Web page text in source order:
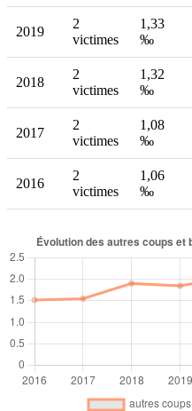
2019
2
victimes
1,33
‰
2018
2
victimes
1,32
‰
2017
2
victimes
1,08
‰
2016
2
victimes
1,06
‰